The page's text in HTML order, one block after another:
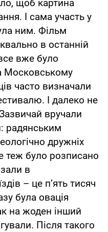
щоб картина
І сама участь у
ним. Фільм
в останній
вже було
Московському
часто визначали
І далеко не
вручали
радянським
дружніх
теж було розписано
в
– це п’ять тисяч
була овація
на жоден інший
Після такого